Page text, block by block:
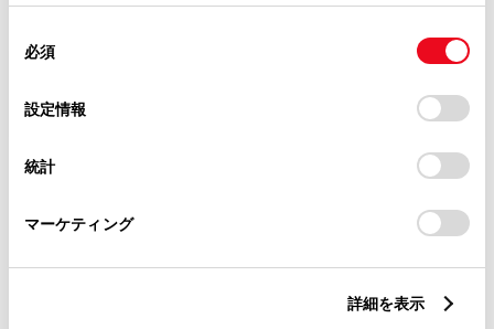
使用することがあります。当ウェブサイトの使用を続行する
デバイスにすべてのCookie(クッキー)が保存されることに同
意したことになります。Cookie(クッキー)のオプトアウト、
設定の変更、同意を撤回したりするにあたっては、当社の
「Cookie（クッキー）情報の取り扱いについて
」をご覧くだ
必須
設定情報
統計
マーケティング
詳細を表示
現在地から 探す
キーワードで探す
検索